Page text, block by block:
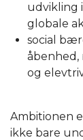
udvikling
globale
social
åbenhed,
og
Ambitionen
ikke bare